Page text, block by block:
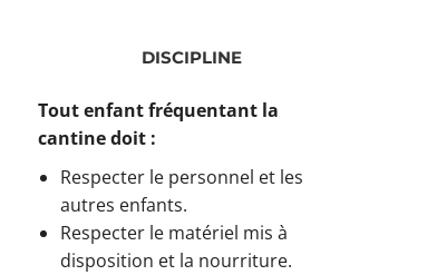
DISCIPLINE
Tout enfant fréquentant la
cantine doit :
Respecter le personnel et les
autres enfants.
Respecter le matériel mis à
disposition et la nourriture.